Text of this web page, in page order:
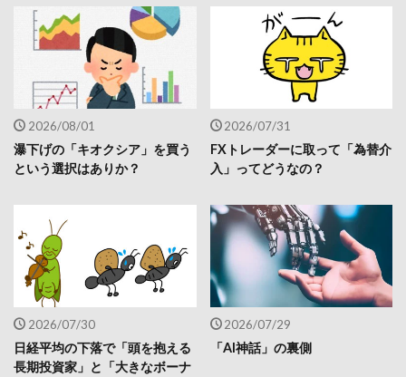
2026/08/01
瀑下げの「キオクシア」を買う
という選択はありか？
2026/07/31
FXトレーダーに取って「為替介
入」ってどうなの？
2026/07/30
日経平均の下落で「頭を抱える
長期投資家」と「大きなボーナ
2026/07/29
「AI神話」の裏側